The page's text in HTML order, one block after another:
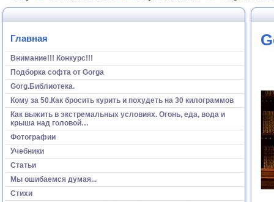
Главная
Внимание!!! Конкурс!!!
Подборка софта от Gorga
Gorg.Библиотека.
Кому за 50.Как бросить курить и похудеть на 30 килограммов
Как выжить в экстремальных условиях. Огонь, еда, вода и
крыша над головой…
Фотографии
Учебники
Статьи
Мы ошибаемся думая...
Стихи